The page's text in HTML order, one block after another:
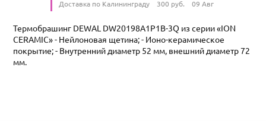
Условия доставки
Доставка по Калининграду 300 руб. 09 Авг
Термобрашинг DEWAL DW20198A1P1B-3Q из серии «ION
CERAMIC» - Нейлоновая щетина; - Ионо-керамическое
покрытие; - Внутренний диаметр 52 мм, внешний диаметр 72
мм.